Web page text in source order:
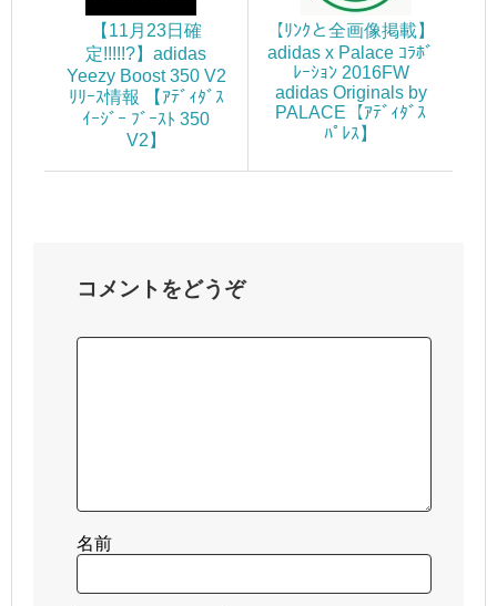
【11月23日確
定!!!!!?】adidas
Yeezy Boost 350 V2
ﾘﾘｰｽ情報 【ｱﾃﾞｨﾀﾞｽ
ｲｰｼﾞｰ ﾌﾞｰｽﾄ 350
V2】
【ﾘﾝｸと全画像掲載】
adidas x Palace ｺﾗﾎﾞ
ﾚｰｼｮﾝ 2016FW
adidas Originals by
PALACE【ｱﾃﾞｨﾀﾞｽ
ﾊﾟﾚｽ】
コメントをどうぞ
名前